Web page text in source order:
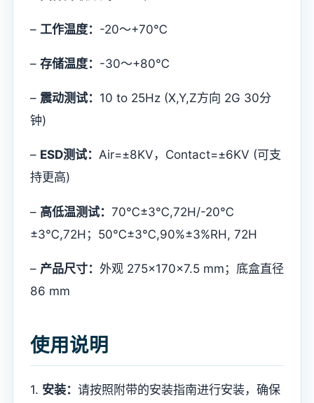
– 工作温度： -20～+70℃
– 存储温度： -30～+80℃
– 震动测试： 10 to 25Hz (X,Y,Z方向 2G 30分
钟)
– ESD测试： Air=±8KV，Contact=±6KV (可支
持更高)
– 高低温测试： 70℃±3℃,72H/-20℃
±3℃,72H；50℃±3℃,90%±3%RH, 72H
– 产品尺寸： 外观 275×170×7.5 mm；底盒直径
86 mm
使用说明
1. 安装： 请按照附带的安装指南进行安装，确保